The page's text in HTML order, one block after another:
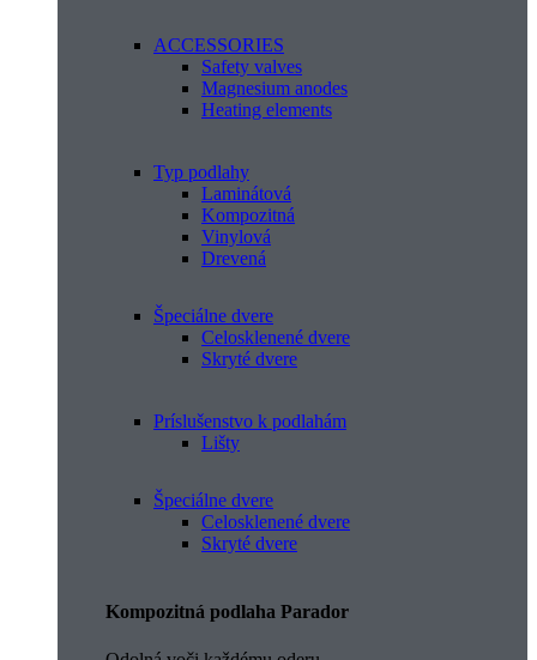
ACCESSORIES
Safety valves
Magnesium anodes
Heating elements
Typ podlahy
Laminátová
Kompozitná
Vinylová
Drevená
Špeciálne dvere
Celosklenené dvere
Skryté dvere
Príslušenstvo k podlahám
Lišty
Špeciálne dvere
Celosklenené dvere
Skryté dvere
Kompozitná podlaha Parador